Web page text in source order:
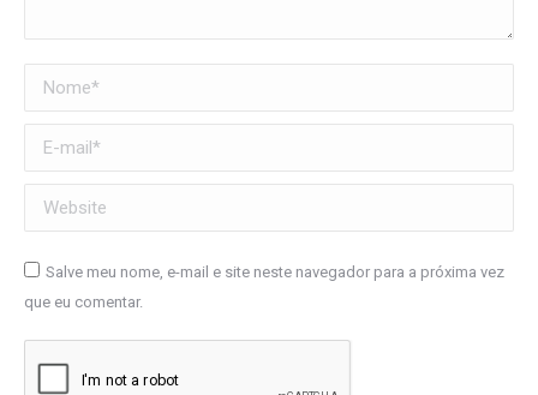
Nome *
E-mail *
Website
Salve meu nome, e-mail e site neste navegador para a próxima vez
que eu comentar.